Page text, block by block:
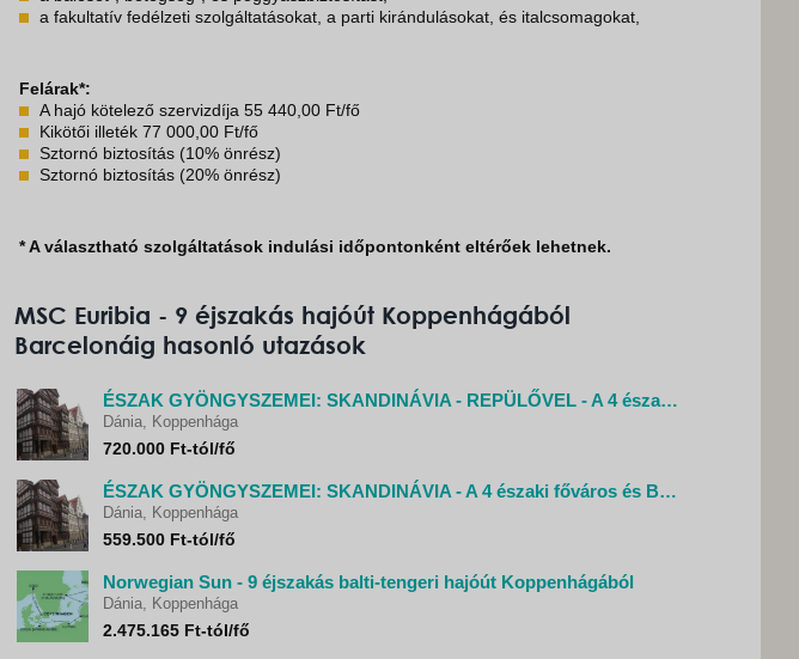
a fakultatív fedélzeti szolgáltatásokat, a parti kirándulásokat, és italcsomagokat,
Felárak*:
A hajó kötelező szervizdíja 55 440,00 Ft/fő
Kikötői illeték 77 000,00 Ft/fő
Sztornó biztosítás (10% önrész)
Sztornó biztosítás (20% önrész)
* A választható szolgáltatások indulási időpontonként eltérőek lehetnek.
MSC Euribia - 9 éjszakás hajóút Koppenhágából
Barcelonáig hasonló utazások
ÉSZAK GYÖNGYSZEMEI: SKANDINÁVIA - REPÜLŐVEL - A 4 északi főváros és Bergen, a kihagyhatatlan!
Dánia, Koppenhága
720.000 Ft-tól/fő
ÉSZAK GYÖNGYSZEMEI: SKANDINÁVIA - A 4 északi főváros és Bergen, a kihagyhatatlan!
Dánia, Koppenhága
559.500 Ft-tól/fő
Norwegian Sun - 9 éjszakás balti-tengeri hajóút Koppenhágából
Dánia, Koppenhága
2.475.165 Ft-tól/fő